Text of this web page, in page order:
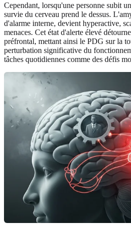
Cependant, lorsqu'une personne subit
survie du cerveau prend le dessus.
d'alarme interne, devient hyperactive,
menaces. Cet état d'alerte élevé
préfrontal, mettant ainsi le PDG sur la
perturbation significative du
tâches quotidiennes comme des défis